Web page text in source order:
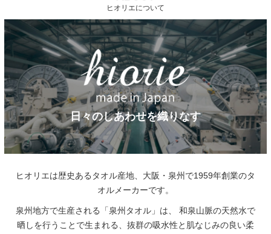
ヒオリエについて
日々のしあわせを織りなす
ヒオリエは歴史あるタオル産地、大阪・泉州で1959年創業のタ
オルメーカーです。
泉州地方で生産される「泉州タオル」は、
和泉山脈の天然水で
晒しを行うことで生まれる、抜群の吸水性と肌なじみの良い柔